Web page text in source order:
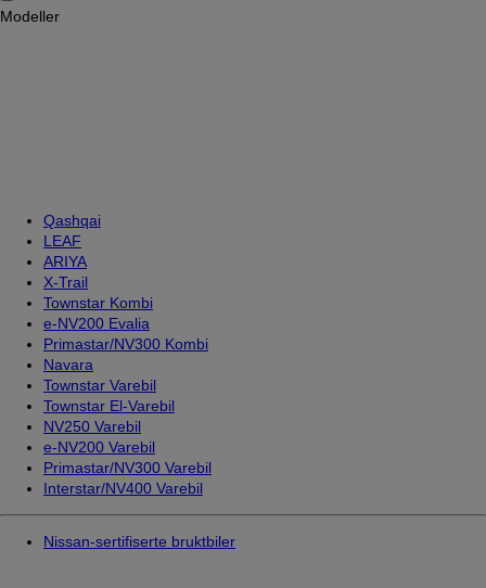
Modeller
Qashqai
LEAF
ARIYA
X-Trail
Townstar Kombi
e-NV200 Evalia
Primastar/NV300 Kombi
Navara
Townstar Varebil
Townstar El-Varebil
NV250 Varebil
e-NV200 Varebil
Primastar/NV300 Varebil
Interstar/NV400 Varebil
Nissan-sertifiserte bruktbiler